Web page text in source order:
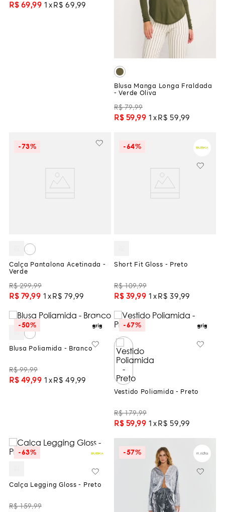
R$ 69,99 1 R$ 69 ,99
Blusa Manga Longa Fraldada
- Verde Oliva
R$ 79,99
R$ 59,99 1 R$ 59 ,99
-73%
Calça Pantalona Acetinada -
Verde
R$ 299,99
R$ 79,99 1 R$ 79 ,99
-64%
Short Fit Gloss - Preto
R$ 109,99
R$ 39,99 1 R$ 39 ,99
-50%
Blusa Poliamida - Branco
R$ 99,99
R$ 49,99 1 R$ 49 ,99
-67%
Vestido Poliamida - Preto
R$ 179,99
R$ 59,99 1 R$ 59 ,99
-63%
Calça Legging Gloss - Preto
R$ 159,99
-57%